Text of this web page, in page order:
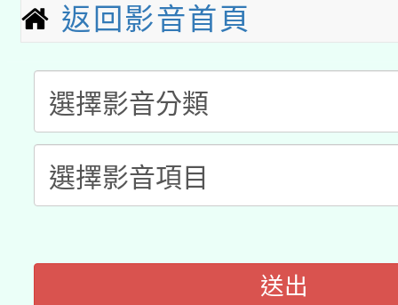
年度健康促進學校輔導
業成長研習」實施計畫
原住民族教育政策研討
族教育國際趨勢與發展
轉知教育部國民及學前
新北市政府教育局辦理
師專業成長研習實施計
方素養工作坊新北場」
函轉國立臺灣師範大學
族語言臺北學習中心
「族語學習班」招生簡
轉知有關國立成功大學
文教學共融平台-教案
件」活動簡章
教育部國民及學前教育
年度COVID-19疫苗接
本市兒童口腔健康促進
得重審後實發金額試算
「115年度教育部國民
返回影音首頁
送出